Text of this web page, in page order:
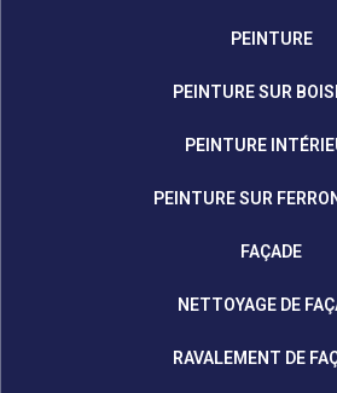
PEINTURE
PEINTURE SUR
PEINTURE
PEINTURE SUR
FAÇADE
NETTOYAGE DE
RAVALEMENT DE